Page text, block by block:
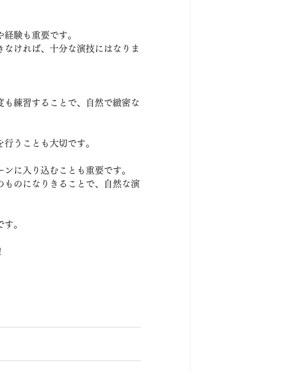
験も重要です。
ければ、十分な演技にはなりま
練習することで、自然で緻密な
うことも大切です。
に入り込むことも重要です。
のになりきることで、自然な演
。